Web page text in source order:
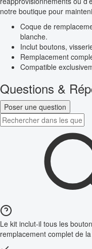
notre boutique pour
Coque de
blanche.
Inclut boutons,
Remplacement
Compatible
Questions &
Poser une question
Le kit inclut-il tous les
remplacement complet de